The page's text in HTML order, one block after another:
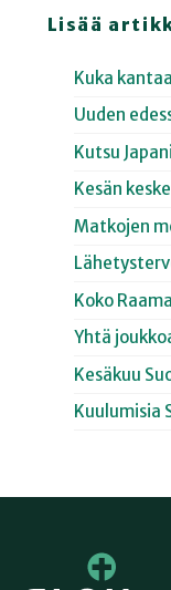
Lisää
Kuka
Uuden
Kutsu
Kesän
Matkojen
Koko
Yhtä
Kesäkuu
Kuulumisia